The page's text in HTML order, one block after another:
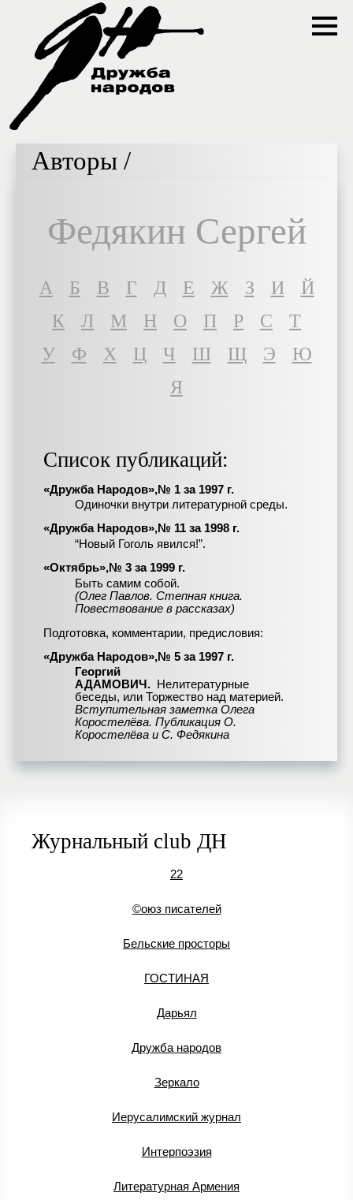
Авторы /
Федякин Сергей
A Б В Г Д Е Ж З И
Й
К
Л М Н О П Р С
Т
У
Ф Х Ц Ч Ш Щ Э
Ю
Я
Список публикаций:
«Дружба Народов»,№ 1 за 1997 г.
Одиночки внутри литературной среды.
«Дружба Народов»,№ 11 за 1998 г.
“Новый Гоголь явился!”.
«Октябрь»,№ 3 за 1999 г.
Быть самим собой.
(Олег Павлов. Степная книга.
Повествование в рассказах)
Подготовка, комментарии, предисловия:
«Дружба Народов»,№ 5 за 1997 г.
Георгий
АДАМОВИЧ.
Нелитературные
беседы, или Торжество над материей.
Вступительная заметка Олега
Коростелёва. Публикация О.
Коростелёва и С. Федякина
Журнальный club ДН
22
©оюз писателей
Бельские просторы
ГОСТИНАЯ
Дарьял
Дружба народов
Зеркало
Иерусалимский журнал
Интерпоэзия
Литературная Армения